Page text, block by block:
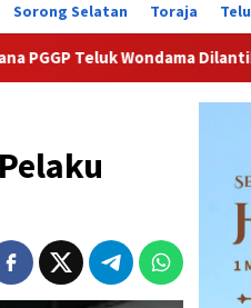
Sorong Selatan Toraja
Wondama Dilantik,